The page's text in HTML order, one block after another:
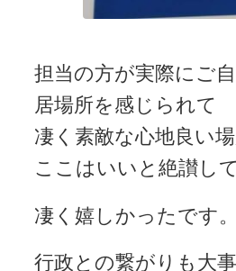
担当の方が実際にご
居場所を感じられて
凄く素敵な心地良い場
ここはいいと絶讃し
凄く嬉しかったです。
行政との繋がりも大事